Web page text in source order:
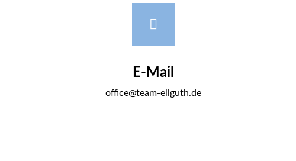
E-Mail
office@team-ellguth.de